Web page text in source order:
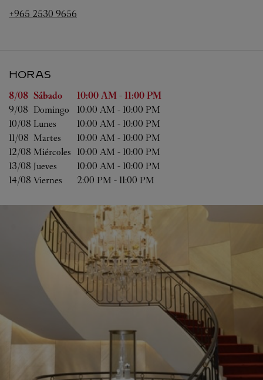
+965 2530 9656
HORAS
Día de la semana Horas
8/08 Sábado 10:00 AM - 11:00 PM
9/08 Domingo 10:00 AM - 10:00 PM
10/08 Lunes 10:00 AM - 10:00 PM
11/08 Martes 10:00 AM - 10:00 PM
12/08 Miércoles 10:00 AM - 10:00 PM
13/08 Jueves 10:00 AM - 10:00 PM
14/08 Viernes 2:00 PM - 11:00 PM